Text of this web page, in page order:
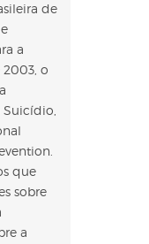
de
a
o
que
sobre
a